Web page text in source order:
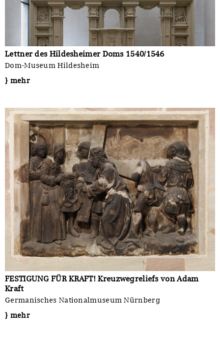
Lettner des Hildesheimer Doms 1540/1546
Dom-Museum Hildesheim
} mehr
FESTIGUNG FÜR KRAFT! Kreuzwegreliefs von Adam
Kraft
Germanisches Nationalmuseum Nürnberg
} mehr